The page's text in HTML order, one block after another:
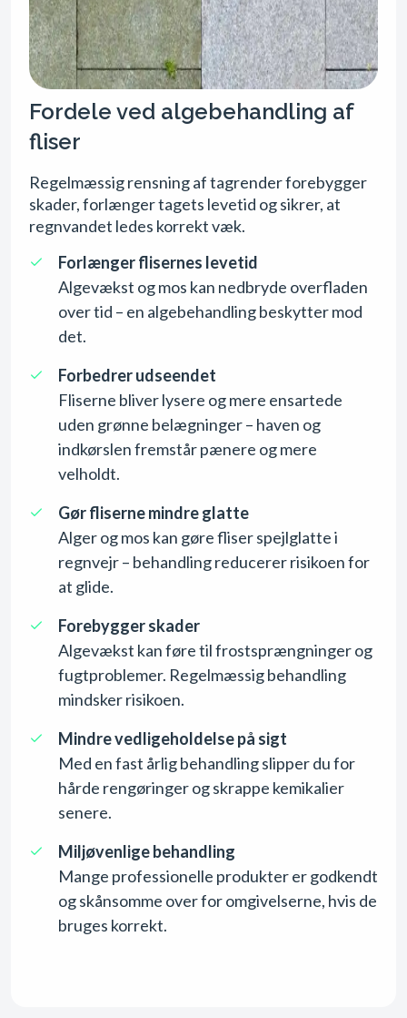
Fordele ved algebehandling af
fliser
Regelmæssig rensning af tagrender forebygger
skader, forlænger tagets levetid og sikrer, at
regnvandet ledes korrekt væk.
Forlænger flisernes levetid
Algevækst og mos kan nedbryde overfladen
over tid – en algebehandling beskytter mod
det.
Forbedrer udseendet
Fliserne bliver lysere og mere ensartede
uden grønne belægninger – haven og
indkørslen fremstår pænere og mere
velholdt.
Gør fliserne mindre glatte
Alger og mos kan gøre fliser spejlglatte i
regnvejr – behandling reducerer risikoen for
at glide.
Forebygger skader
Algevækst kan føre til frostsprængninger og
fugtproblemer. Regelmæssig behandling
mindsker risikoen.
Mindre vedligeholdelse på sigt
Med en fast årlig behandling slipper du for
hårde rengøringer og skrappe kemikalier
senere.
Miljøvenlige behandling
Mange professionelle produkter er godkendt
og skånsomme over for omgivelserne, hvis de
bruges korrekt.